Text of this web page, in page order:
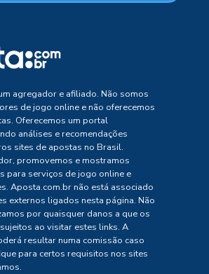
agregador e afiliado. Não somos
de jogo online e não oferecemos
Oferecemos um portal
análises e recomendações
sites de apostas no Brasil.
promovemos e mostramos
para serviços de jogo online e
Aposta.com.br não está associado
externos ligados nesta página. Não
por quaisquer danos a que os
ao visitar estes links. A
resultar numa comissão caso
para certos requisitos nos sites